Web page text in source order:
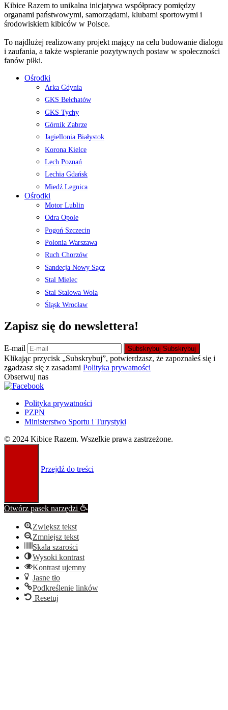
Kibice Razem to unikalna inicjatywa współpracy pomiędzy
organami państwowymi, samorządami, klubami sportowymi i
środowiskiem kibiców w Polsce.
To najdłużej realizowany projekt mający na celu budowanie dialogu
i zaufania, a także wspieranie pozytywnych postaw w społeczności
fanów piłki.
Ośrodki
Arka Gdynia
GKS Bełchatów
GKS Tychy
Górnik Zabrze
Jagiellonia Białystok
Korona Kielce
Lech Poznań
Lechia Gdańsk
Miedź Legnica
Ośrodki
Motor Lublin
Odra Opole
Pogoń Szczecin
Polonia Warszawa
Ruch Chorzów
Sandecja Nowy Sącz
Stal Mielec
Stal Stalowa Wola
Śląsk Wrocław
Zapisz się do newslettera!
E-mail Subskrybuj Subskrybuj
Klikając przycisk „Subskrybuj”, potwierdzasz, że zapoznałeś się i
zgadzasz się z zasadami Polityka prywatności
Obserwuj nas
Polityka prywatności
PZPN
Ministerstwo Sportu i Turystyki
© 2024 Kibice Razem. Wszelkie prawa zastrzeżone.
Przejdź do treści
Otwórz pasek narzędzi
Zwiększ tekst
Zmniejsz tekst
Skala szarości
Wysoki kontrast
Kontrast ujemny
Jasne tło
Podkreślenie linków
Resetuj